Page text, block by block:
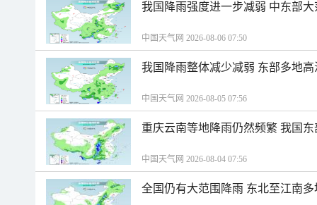
我国降雨强度进一步减弱 中东部
中国天气网 2026-08-06 07:50
我国降雨整体减少减弱 东部多地
中国天气网 2026-08-05 07:56
重庆云南等地降雨仍然频繁 我国
中国天气网 2026-08-04 07:56
全国仍有大范围降雨 东北至江南